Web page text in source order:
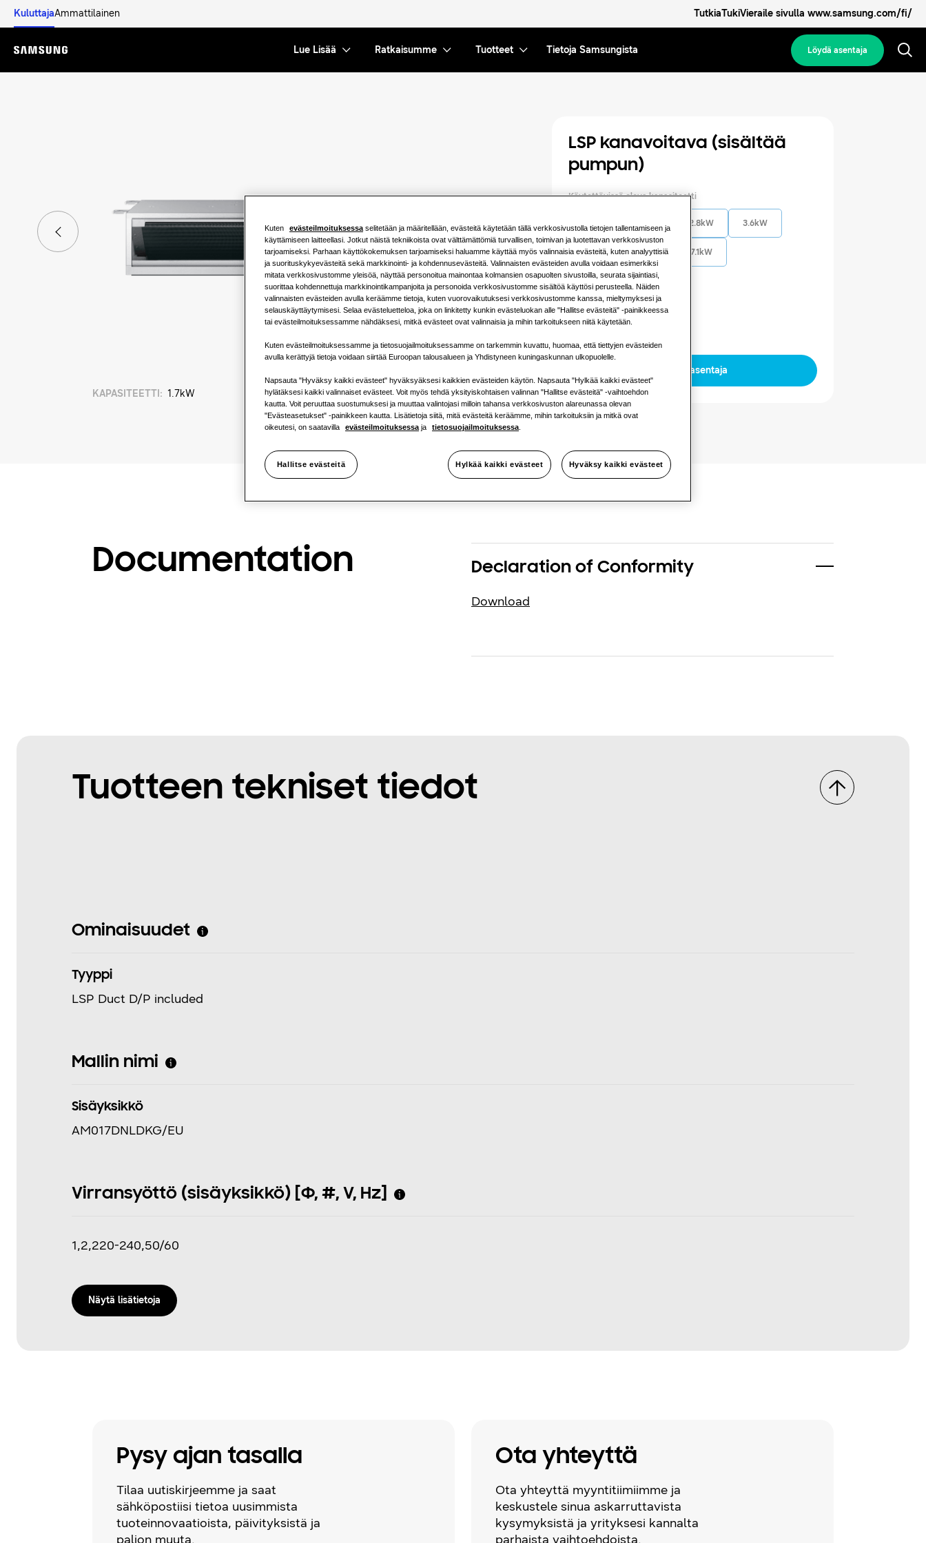
KuluttajaAmmattilainen TutkiaTukiVieraile sivulla www.samsung.com/fi/
Menu
Lue Lisää Ratkaisumme Tuotteet Tietoja Samsungista Löydä asentaja
KAPASITEETTI : 1.7kW
LSP kanavoitava (sisältää
pumpun)
Käytettävissä oleva kapasiteetti
1.7kW 2.2kW 2.8kW 3.6kW
4.5kW 5.6kW 7.1kW
Käytettävissä oleva teho
1 vaihe
Löydä asentaja
Documentation Declaration of Conformity
Download
Tuotteen tekniset tiedot
Ominaisuudet
Tyyppi
LSP Duct D/P included
Mallin nimi
Sisäyksikkö
AM017DNLDKG/EU
Virransyöttö (sisäyksikkö) [Φ, #, V, Hz]
1,2,220-240,50/60
Näytä lisätietoja
Pysy ajan tasalla
Tilaa uutiskirjeemme ja saat
sähköpostiisi tietoa uusimmista
tuoteinnovaatioista, päivityksistä ja
paljon muuta.
Ota yhteyttä
Ota yhteyttä myyntitiimiimme ja
keskustele sinua askarruttavista
kysymyksistä ja yrityksesi kannalta
parhaista vaihtoehdoista.
Kuten evästeilmoituksessa selitetään ja määritellään, evästeitä käytetään tällä verkkosivustolla tietojen tallentamiseen ja
käyttämiseen laitteellasi. Jotkut näistä tekniikoista ovat välttämättömiä turvallisen, toimivan ja luotettavan verkkosivuston
tarjoamiseksi. Parhaan käyttökokemuksen tarjoamiseksi haluamme käyttää myös valinnaisia evästeitä, kuten analyyttisiä
ja suorituskykyevästeitä sekä markkinointi- ja kohdennusevästeitä. Valinnaisten evästeiden avulla voidaan esimerkiksi
mitata verkkosivustomme yleisöä, näyttää personoitua mainontaa kolmansien osapuolten sivustoilla, seurata sijaintiasi,
suorittaa kohdennettuja markkinointikampanjoita ja personoida verkkosivustomme sisältöä käyttösi perusteella. Näiden
valinnaisten evästeiden avulla keräämme tietoja, kuten vuorovaikutuksesi verkkosivustomme kanssa, mieltymyksesi ja
selauskäyttäytymisesi. Selaa evästeluetteloa, joka on linkitetty kunkin evästeluokan alle "Hallitse evästeitä" -painikkeessa
tai evästeilmoituksessamme nähdäksesi, mitkä evästeet ovat valinnaisia ja mihin tarkoitukseen niitä käytetään.
Kuten evästeilmoituksessamme ja tietosuojailmoituksessamme on tarkemmin kuvattu, huomaa, että tiettyjen evästeiden
avulla kerättyjä tietoja voidaan siirtää Euroopan talousalueen ja Yhdistyneen kuningaskunnan ulkopuolelle.
Napsauta "Hyväksy kaikki evästeet" hyväksyäksesi kaikkien evästeiden käytön. Napsauta "Hylkää kaikki evästeet"
hylätäksesi kaikki valinnaiset evästeet. Voit myös tehdä yksityiskohtaisen valinnan "Hallitse evästeitä" -vaihtoehdon
kautta. Voit peruuttaa suostumuksesi ja muuttaa valintojasi milloin tahansa verkkosivuston alareunassa olevan
"Evästeasetukset" -painikkeen kautta. Lisätietoja siitä, mitä evästeitä keräämme, mihin tarkoituksiin ja mitkä ovat
oikeutesi, on saatavilla
evästeilmoituksessa ja tietosuojailmoituksessa
Hallitse evästeitä Hylkää kaikki evästeet Hyväksy kaikki evästeet